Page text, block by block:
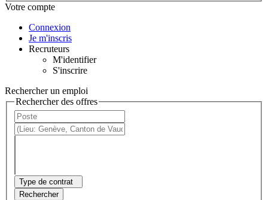
Votre compte
Connexion
Je m'inscris
Recruteurs
M'identifier
S'inscrire
Rechercher un emploi
Rechercher des offres
Type de contrat
Rechercher